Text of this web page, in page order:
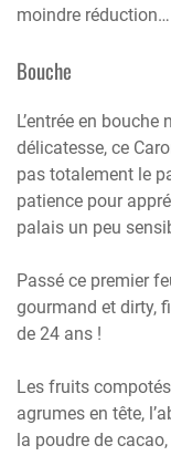
moindre réduction…
Bouche
L’entrée en
délicatesse, ce
pas totalement le
patience pour
palais un peu
Passé ce premier
gourmand et dirty,
de 24 ans !
Les fruits
agrumes en tête,
la poudre de